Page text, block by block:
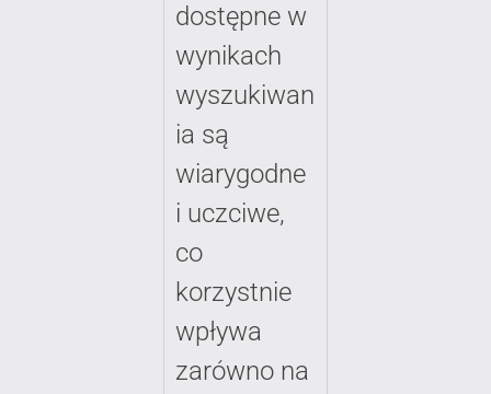
dostępne w
wynikach
wyszukiwan
ia są
wiarygodne
i uczciwe,
co
korzystnie
wpływa
zarówno na